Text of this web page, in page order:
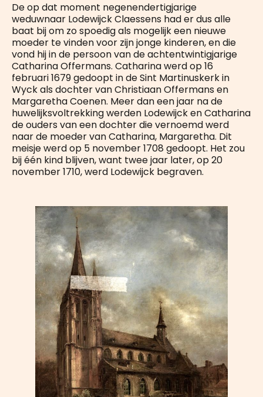
De op dat moment negenendertigjarige
weduwnaar Lodewijck Claessens had er dus alle
baat bij om zo spoedig als mogelijk een nieuwe
moeder te vinden voor zijn jonge kinderen, en die
vond hij in de persoon van de achtentwintigjarige
Catharina Offermans. Catharina werd op 16
februari 1679 gedoopt in de Sint Martinuskerk in
Wyck als dochter van Christiaan Offermans en
Margaretha Coenen. Meer dan een jaar na de
huwelijksvoltrekking werden Lodewijck en Catharina
de ouders van een dochter die vernoemd werd
naar de moeder van Catharina, Margaretha. Dit
meisje werd op 5 november 1708 gedoopt. Het zou
bij één kind blijven, want twee jaar later, op 20
november 1710, werd Lodewijck begraven.